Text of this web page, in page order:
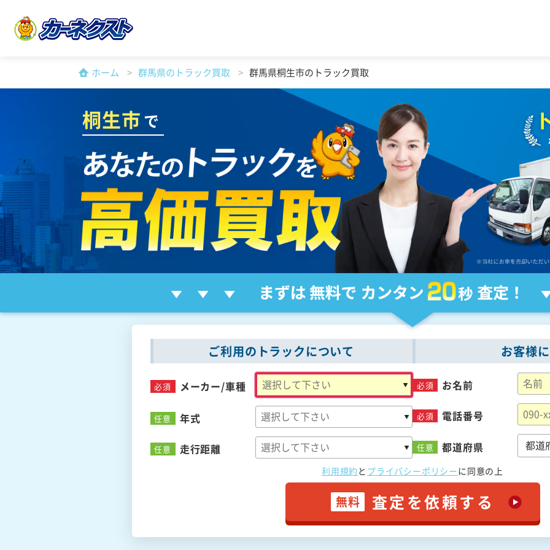
ホーム 群馬県のトラック買取 群馬県桐生市のトラック買取
桐生市で
ご利用のトラックについて
必須 メーカー/車種
任意 年式
任意 走行距離
お客様
必須 お名前
必須 電話番号
任意 都道府県
利用規約 と プライバシーポリシーに同意の上
無料 査定を依頼する